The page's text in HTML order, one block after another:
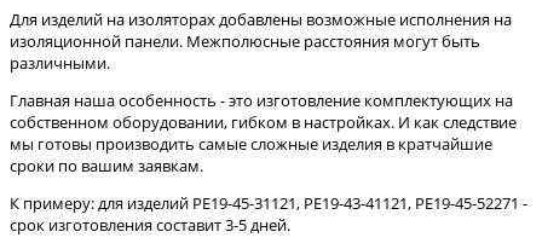
Для изделий на изоляторах добавлены возможные исполнения на
изоляционной панели. Межполюсные расстояния могут быть
различными.
Главная наша особенность - это изготовление комплектующих на
собственном оборудовании, гибком в настройках. И как следствие
мы готовы производить самые сложные изделия в кратчайшие
сроки по вашим заявкам.
К примеру: для изделий РЕ19-45-31121, РЕ19-43-41121, РЕ19-45-52271 -
срок изготовления составит 3-5 дней.